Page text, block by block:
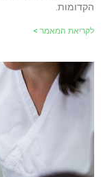
הקדומות.
לקריאת המאמר >